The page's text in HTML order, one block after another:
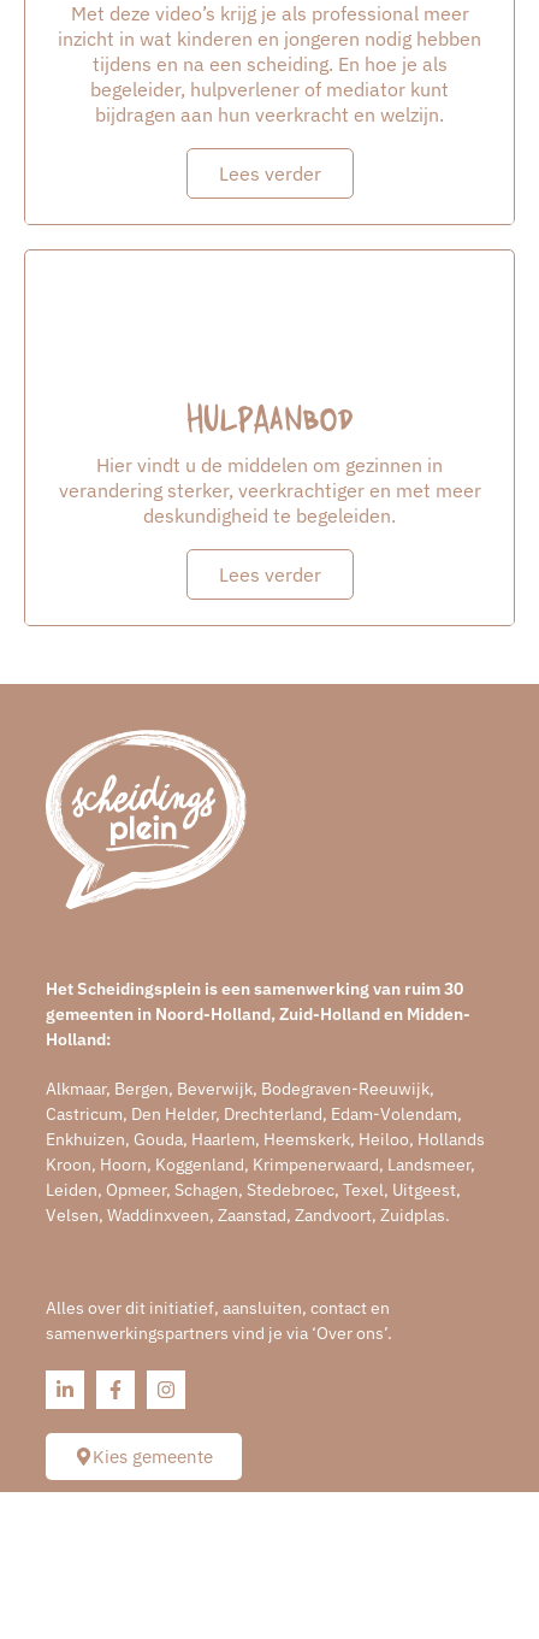
Met deze video’s krijg je als professional meer
inzicht in wat kinderen en jongeren nodig hebben
tijdens en na een scheiding. En hoe je als
begeleider, hulpverlener of mediator kunt
bijdragen aan hun veerkracht en welzijn.
Lees verder
Hulpaanbod
Hier vindt u de middelen om gezinnen in
verandering sterker, veerkrachtiger en met meer
deskundigheid te begeleiden.
Lees verder
Het Scheidingsplein is een samenwerking van ruim 30
gemeenten in Noord-Holland, Zuid-Holland en Midden-
Holland:
Alkmaar, Bergen, Beverwijk, Bodegraven-Reeuwijk,
Castricum, Den Helder, Drechterland, Edam-Volendam,
Enkhuizen, Gouda, Haarlem, Heemskerk, Heiloo, Hollands
Kroon, Hoorn, Koggenland, Krimpenerwaard, Landsmeer,
Leiden, Opmeer, Schagen, Stedebroec, Texel, Uitgeest,
Velsen, Waddinxveen, Zaanstad, Zandvoort, Zuidplas.
Alles over dit initiatief, aansluiten, contact en
samenwerkingspartners vind je via ‘Over ons’.
Kies gemeente